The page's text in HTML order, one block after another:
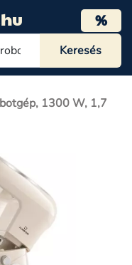
%
1300 W, 1,7